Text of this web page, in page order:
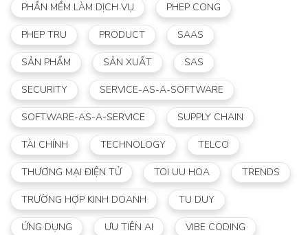
PHẦN MỀM LÀM DỊCH VỤ PHEP CONG
PHEP TRU PRODUCT SAAS
SẢN PHẨM SẢN XUẤT SAS
SECURITY SERVICE-AS-A-SOFTWARE
SOFTWARE-AS-A-SERVICE SUPPLY CHAIN
TÀI CHÍNH TECHNOLOGY TELCO
THƯƠNG MẠI ĐIỆN TỬ TOI UU HOA TRENDS
TRƯỜNG HỢP KINH DOANH TU DUY
ỨNG DỤNG ƯU TIÊN AI VIBE CODING